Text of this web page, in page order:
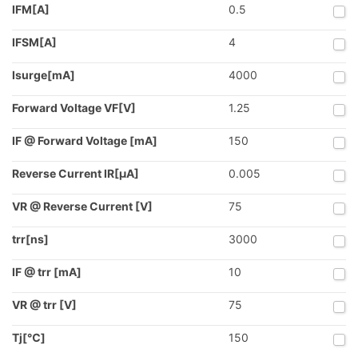
IFM[A] 0.5
IFSM[A] 4
Isurge[mA] 4000
Forward Voltage VF[V] 1.25
IF @ Forward Voltage [mA] 150
Reverse Current IR[µA] 0.005
VR @ Reverse Current [V] 75
trr[ns] 3000
IF @ trr [mA] 10
VR @ trr [V] 75
Tj[℃] 150